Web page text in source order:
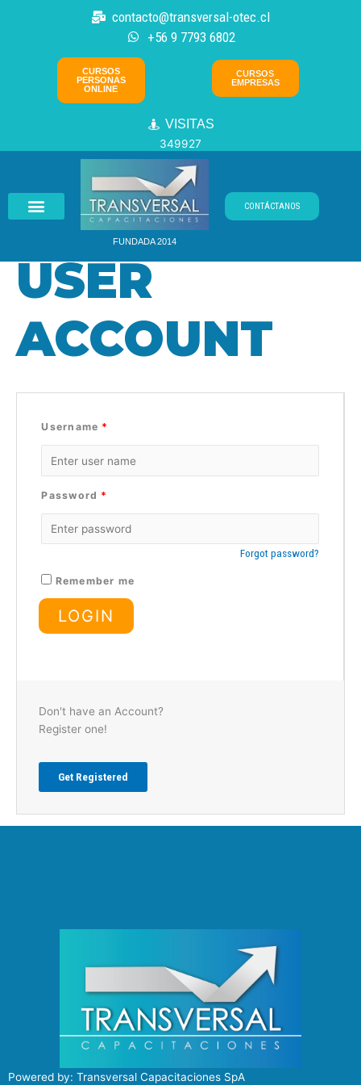
contacto@transversal-otec.cl
+56 9 7793 6802
CURSOS
PERSONAS
ONLINE
CURSOS
EMPRESAS
VISITAS
349927
FUNDADA 2014
CONTÁCTANOS
USER
ACCOUNT
Username *
Password *
Forgot password?
Remember me
Don't have an Account?
Register one!
Get Registered
Powered by: Transversal Capacitaciones SpA